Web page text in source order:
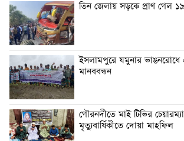
তিন জেলায় সড়কে প্রাণ গেল
ইসলামপুরে যমুনার ভাঙনরোধে
মানববন্ধন
গৌরনদীতে মাই টিভির
মৃত্যুবার্ষিকীতে দোয়া মাহফিল